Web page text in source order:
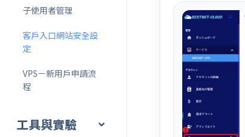
子使用者管理
客戶入口網站安全設
定
VPS－新用戶申請流
程
工具與實驗